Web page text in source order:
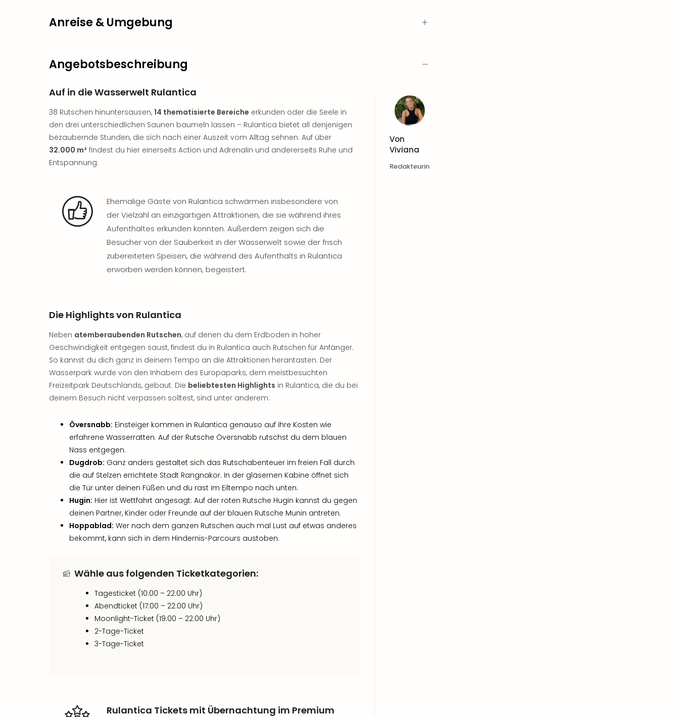
Anreise & Umgebung
Angebotsbeschreibung
Auf in die Wasserwelt Rulantica
38 Rutschen hinuntersausen, 14 thematisierte Bereiche erkunden oder die Seele in
den drei unterschiedlichen Saunen baumeln lassen – Rulantica bietet all denjenigen
bezaubernde Stunden, die sich nach einer Auszeit vom Alltag sehnen. Auf über
32.000 m² findest du hier einerseits Action und Adrenalin und andererseits Ruhe und
Entspannung.
Ehemalige Gäste von Rulantica schwärmen insbesondere von
der Vielzahl an einzigartigen Attraktionen, die sie während ihres
Aufenthaltes erkunden konnten. Außerdem zeigen sich die
Besucher von der Sauberkeit in der Wasserwelt sowie der frisch
zubereiteten Speisen, die während des Aufenthalts in Rulantica
erworben werden können, begeistert.
Die Highlights von Rulantica
Neben atemberaubenden Rutschen, auf denen du dem Erdboden in hoher
Geschwindigkeit entgegen saust, findest du in Rulantica auch Rutschen für Anfänger.
So kannst du dich ganz in deinem Tempo an die Attraktionen herantasten. Der
Wasserpark wurde von den Inhabern des Europaparks, dem meistbesuchten
Freizeitpark Deutschlands, gebaut. Die beliebtesten Highlights in Rulantica, die du bei
deinem Besuch nicht verpassen solltest, sind unter anderem:
Översnabb: Einsteiger kommen in Rulantica genauso auf ihre Kosten wie
erfahrene Wasserratten. Auf der Rutsche Översnabb rutschst du dem blauen
Nass entgegen.
Dugdrob: Ganz anders gestaltet sich das Rutschabenteuer im freien Fall durch
die auf Stelzen errichtete Stadt Rangnakor. In der gläsernen Kabine öffnet sich
die Tür unter deinen Füßen und du rast im Eiltempo nach unten.
Hugin: Hier ist Wettfahrt angesagt: Auf der roten Rutsche Hugin kannst du gegen
deinen Partner, Kinder oder Freunde auf der blauen Rutsche Munin antreten.
Hoppablad: Wer nach dem ganzen Rutschen auch mal Lust auf etwas anderes
bekommt, kann sich in dem Hindernis-Parcours austoben.
Wähle aus folgenden Ticketkategorien:
Tagesticket (10:00 – 22:00 Uhr)
Abendticket (17:00 – 22:00 Uhr)
Moonlight-Ticket (19:00 – 22:00 Uhr)
2-Tage-Ticket
3-Tage-Ticket
Rulantica Tickets mit Übernachtung im Premium
Von
Viviana
Redakteurin